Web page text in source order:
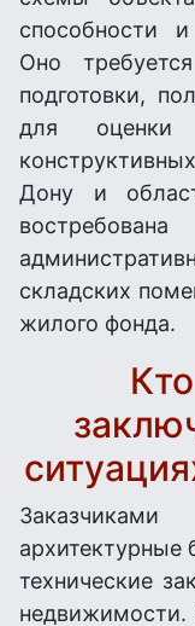
способности
Оно
подготовки,
для оценки
Дону и
складских
жилого фонда.
архитектурные
технические
недвижимости.